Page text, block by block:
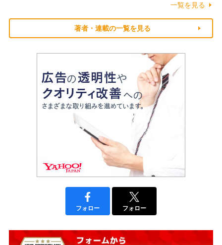
一覧を見る
著者・連載の一覧を見る
フォロー フォロー